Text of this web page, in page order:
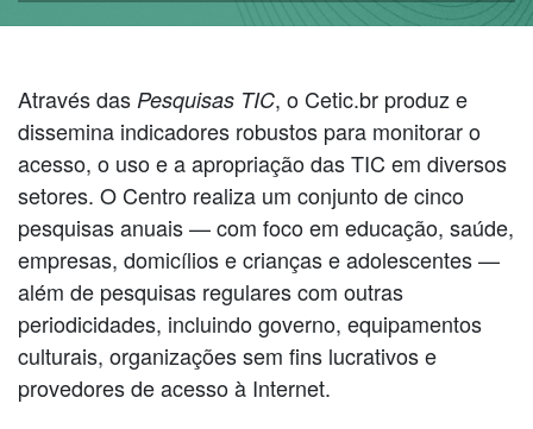
Através das Pesquisas TIC, o Cetic.br produz e
dissemina indicadores robustos para monitorar o
acesso, o uso e a apropriação das TIC em diversos
setores. O Centro realiza um conjunto de cinco
pesquisas anuais — com foco em educação, saúde,
empresas, domicílios e crianças e adolescentes —
além de pesquisas regulares com outras
periodicidades, incluindo governo, equipamentos
culturais, organizações sem fins lucrativos e
provedores de acesso à Internet.